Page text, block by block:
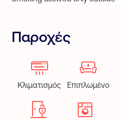
Παροχές
Κλιματισμός Επιπλωμένο